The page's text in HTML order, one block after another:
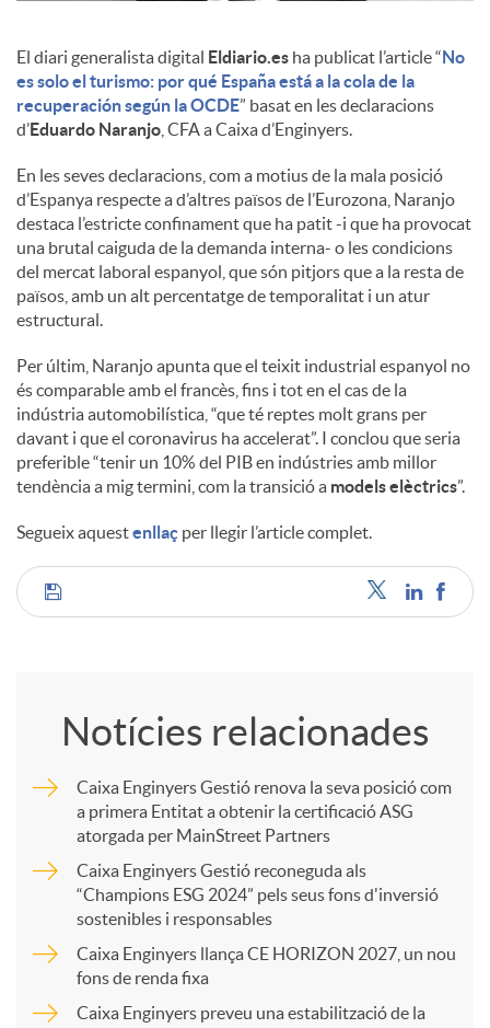
c
o
n
t
i
n
g
u
t
El diari generalista digital Eldiario.es ha publicat l’article “No
es solo el turismo: por qué España está a la cola de la
recuperación según la OCDE” basat en les declaracions
d’Eduardo Naranjo , CFA a Caixa d’Enginyers.
En les seves declaracions, com a motius de la mala posició
d’Espanya respecte a d’altres països de l’Eurozona, Naranjo
destaca l’estricte confinament que ha patit -i que ha provocat
una brutal caiguda de la demanda interna- o les condicions
del mercat laboral espanyol, que són pitjors que a la resta de
països, amb un alt percentatge de temporalitat i un atur
estructural.
Per últim, Naranjo apunta que el teixit industrial espanyol no
és comparable amb el francès, fins i tot en el cas de la
indústria automobilística, “que té reptes molt grans per
davant i que el coronavirus ha accelerat”. I conclou que seria
preferible “tenir un 10% del PIB en indústries amb millor
tendència a mig termini, com la transició a models elèctrics”.
Segueix aquestenllaç per llegir l’article complet.
C
r
Notícies relacionades
Caixa Enginyers Gestió renova la seva posició com
a primera Entitat a obtenir la certificació ASG
atorgada per MainStreet Partners
Caixa Enginyers Gestió reconeguda als
“Champions ESG 2024” pels seus fons d'inversió
sostenibles i responsables
Caixa Enginyers llança CE HORIZON 2027, un nou
fons de renda fixa
Caixa Enginyers preveu una estabilització de la